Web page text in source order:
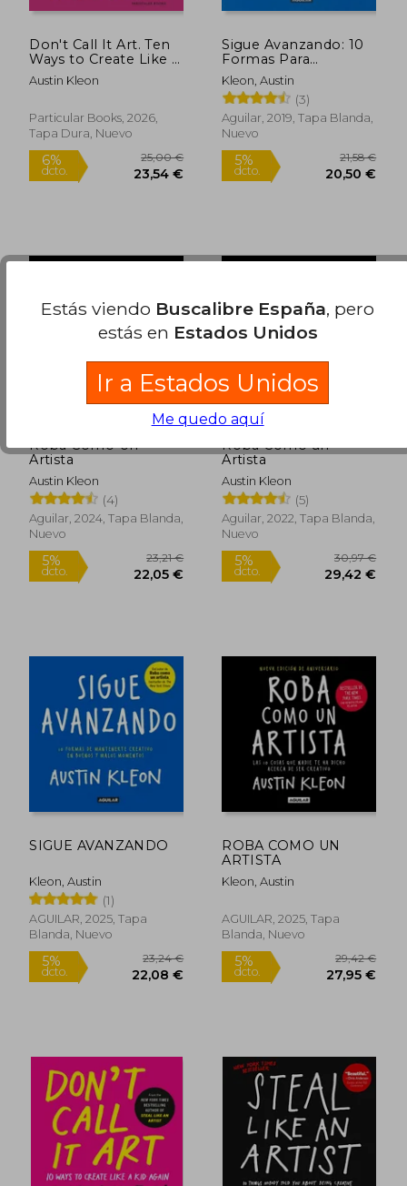
dcto. 11,40 € dcto.
Don't Call It Art. Ten
Ways to Create Like a
Kid Again
Austin Kleon
Particular Books, 2026,
Tapa Dura, Nuevo
Sigue Avanzando: 10
Formas Para
Mantenerse Creativo
en Buenos y Malos
Momentos = Keep
Going
Kleon, Austin
(3)
Aguilar, 2019, Tapa Blanda,
Nuevo
Roba Como Un
Artista
Austin Kleon
(4)
Aguilar, 2024, Tapa Blanda,
Nuevo
Roba Como un
Artista
Austin Kleon
(5)
Aguilar, 2022, Tapa Blanda,
Nuevo
SIGUE AVANZANDO
Kleon, Austin
(1)
AGUILAR, 2025, Tapa
Blanda, Nuevo
ROBA COMO UN
ARTISTA
Kleon, Austin
AGUILAR, 2025, Tapa
Blanda, Nuevo
Estás viendo Buscalibre España, pero
estás en Estados Unidos
Ir a Estados Unidos
Me quedo aquí